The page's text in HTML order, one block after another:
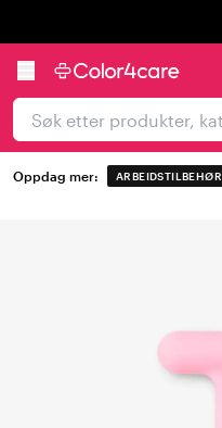
Oppdag mer: ARBEIDSTILBEHØR